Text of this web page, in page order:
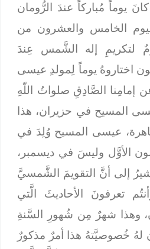
يوماً مُباركاً عندَ الرُّومان
الخامس والعشرون من
لتكريمِ إله الشَّمس عِندَ
اختاروهُ يوماً لِمولدِ عيسى
إمامِنا الصَّادِقِ صلواتُ اللّهِ
المسيح في حزيران، هذا
عيسى المسيح وُلِدَ في
الأوَّل وليسَ في ديسمبر،
إلى أنَّ التقويمَ الشَّمسيَّ
تعرفونَ الأحاديثَ الَّتي
وهذا شهرٌ مِن شُهورِ السَّنةِ
لهُ خُصوصيَّتهُ هذا أمرٌ مذكورٌ